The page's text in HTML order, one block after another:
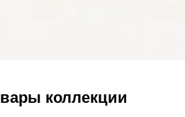
коллекции